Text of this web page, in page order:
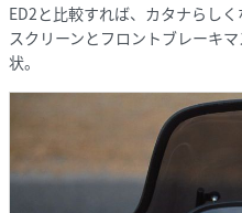
ED2と比較すれば、カタナらし
スクリーンとフロントブレーキ
状。